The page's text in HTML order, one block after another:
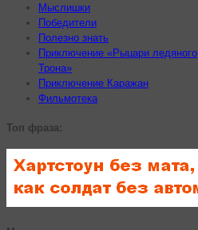
Мыслишки
Победители
Полезно знать
Приключение «Рыцари ледяного
Трона»
Приключение Каражан
Фильмотека
Топ фраза: